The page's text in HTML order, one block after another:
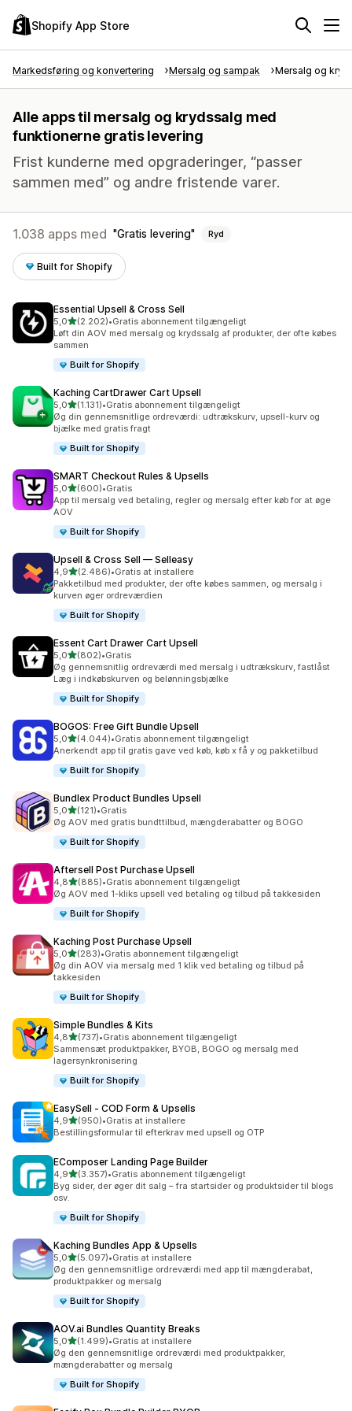
Shopify App Store
Markedsføring og konvertering Mersalg og sampak Mersalg og
Alle apps til mersalg og krydssalg med
funktionerne gratis levering
Frist kunderne med opgraderinger, “passer
sammen med” og andre fristende varer.
1.038 apps med Gratis levering Ryd
Built for Shopify
Essential Upsell & Cross Sell
5,0ud af 5 stjerner
(2.202)
2202 anmeldelser i alt
•Gratis abonnement tilgængeligt
Løft din AOV med mersalg og krydssalg af produkter, der ofte købes
sammen
Built for Shopify
Kaching CartDrawer Cart Upsell
5,0ud af 5 stjerner
(1.131)
1131 anmeldelser i alt
•Gratis abonnement tilgængeligt
Øg din gennemsnitlige ordreværdi: udtrækskurv, upsell-kurv og
bjælke med gratis fragt
Built for Shopify
SMART Checkout Rules & Upsells
5,0ud af 5 stjerner
(600)
600 anmeldelser i alt
•Gratis
App til mersalg ved betaling, regler og mersalg efter køb for at øge
AOV
Built for Shopify
Upsell & Cross Sell — Selleasy
4,9ud af 5 stjerner
(2.486)
2486 anmeldelser i alt
•Gratis at installere
Pakketilbud med produkter, der ofte købes sammen, og mersalg i
kurven øger ordreværdien
Built for Shopify
Essent Cart Drawer Cart Upsell
5,0ud af 5 stjerner
(802)
802 anmeldelser i alt
•Gratis
Øg gennemsnitlig ordreværdi med mersalg i udtrækskurv, fastlåst
Læg i indkøbskurven og belønningsbjælke
Built for Shopify
BOGOS: Free Gift Bundle Upsell
5,0ud af 5 stjerner
(4.044)
4044 anmeldelser i alt
•Gratis abonnement tilgængeligt
Anerkendt app til gratis gave ved køb, køb x få y og pakketilbud
Built for Shopify
Bundlex Product Bundles Upsell
5,0ud af 5 stjerner
(121)
121 anmeldelser i alt
•Gratis
Øg AOV med gratis bundttilbud, mængderabatter og BOGO
Built for Shopify
Aftersell Post Purchase Upsell
4,8ud af 5 stjerner
(885)
885 anmeldelser i alt
•Gratis abonnement tilgængeligt
Øg AOV med 1-kliks upsell ved betaling og tilbud på takkesiden
Built for Shopify
Kaching Post Purchase Upsell
5,0ud af 5 stjerner
(283)
283 anmeldelser i alt
•Gratis abonnement tilgængeligt
Øg din AOV via mersalg med 1 klik ved betaling og tilbud på
takkesiden
Built for Shopify
Simple Bundles & Kits
4,8ud af 5 stjerner
(737)
737 anmeldelser i alt
•Gratis abonnement tilgængeligt
Sammensæt produktpakker, BYOB, BOGO og mersalg med
lagersynkronisering
Built for Shopify
EasySell ‑ COD Form & Upsells
4,9ud af 5 stjerner
(950)
950 anmeldelser i alt
•Gratis at installere
Bestillingsformular til efterkrav med upsell og OTP
EComposer Landing Page Builder
4,9ud af 5 stjerner
(3.357)
3357 anmeldelser i alt
•Gratis abonnement tilgængeligt
Byg sider, der øger dit salg – fra startsider og produktsider til blogs
osv.
Built for Shopify
Kaching Bundles App & Upsells
5,0ud af 5 stjerner
(5.097)
5097 anmeldelser i alt
•Gratis at installere
Øg den gennemsnitlige ordreværdi med app til mængderabat,
produktpakker og mersalg
Built for Shopify
AOV.ai Bundles Quantity Breaks
5,0ud af 5 stjerner
(1.499)
1499 anmeldelser i alt
•Gratis at installere
Øg den gennemsnitlige ordreværdi med produktpakker,
mængderabatter og mersalg
Built for Shopify